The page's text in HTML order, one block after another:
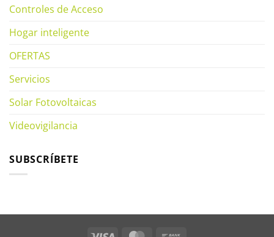
Controles de Acceso
Hogar inteligente
OFERTAS
Servicios
Solar Fotovoltaicas
Videovigilancia
SUBSCRÍBETE